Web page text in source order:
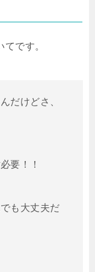
てです。
だけどさ、
要！！
も大丈夫だ